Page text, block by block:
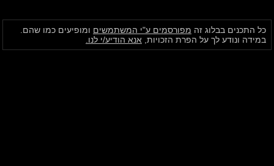
כל התכנים בבלוג זה מפורסמים ע"י המשתמשים ומופיעים כמו שהם.
במידה ונודע לך על הפרת הזכויות, אנא הודיע/י לנו.